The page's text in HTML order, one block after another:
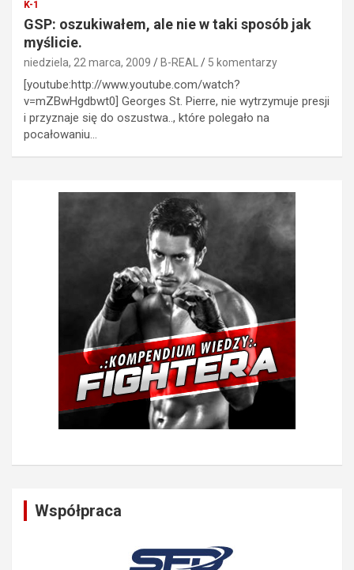
K-1
GSP: oszukiwałem, ale nie w taki sposób jak
myślicie.
niedziela, 22 marca, 2009 B-REAL 5 komentarzy
[youtube:http://www.youtube.com/watch?
v=mZBwHgdbwt0] Georges St. Pierre, nie wytrzymuje presji
i przyznaje się do oszustwa.., które polegało na
pocałowaniu…
Współpraca